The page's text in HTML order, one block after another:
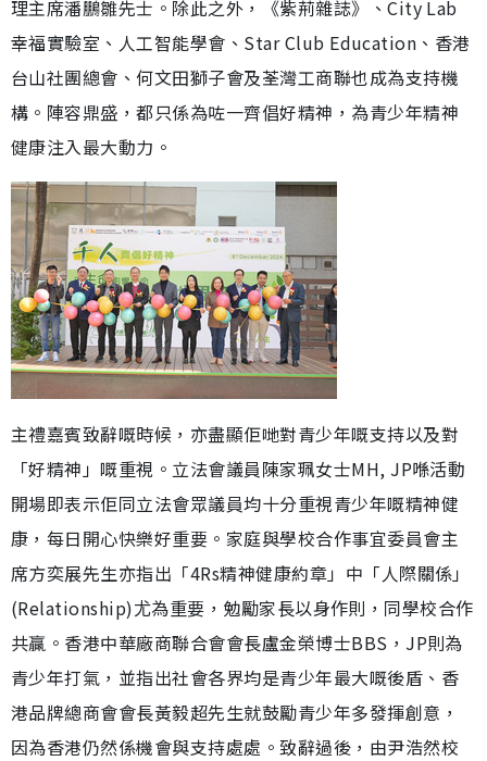
理主席潘鵬雛先士。除此之外，《紫荊雜誌》、City Lab
幸福實驗室、人工智能學會、Star Club Education、香港
台山社團總會、何文田獅子會及荃灣工商聯也成為支持機
構。陣容鼎盛，都只係為咗一齊倡好精神，為青少年精神
健康注入最大動力。
主禮嘉賓致辭嘅時候，亦盡顯佢哋對青少年嘅支持以及對
「好精神」嘅重視。立法會議員陳家珮女士MH, JP喺活動
開場即表示佢同立法會眾議員均十分重視青少年嘅精神健
康，每日開心快樂好重要。家庭與學校合作事宜委員會主
席方奕展先生亦指出「4Rs精神健康約章」中「人際關係」
(Relationship)尤為重要，勉勵家長以身作則，同學校合作
共贏。香港中華廠商聯合會會長盧金榮博士BBS，JP則為
青少年打氣，並指出社會各界均是青少年最大嘅後盾、香
港品牌總商會會長黃毅超先生就鼓勵青少年多發揮創意，
因為香港仍然係機會與支持處處。致辭過後，由尹浩然校